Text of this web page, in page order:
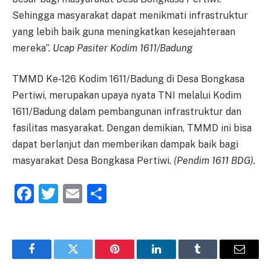
Sehingga masyarakat dapat menikmati infrastruktur
yang lebih baik guna meningkatkan kesejahteraan
mereka”. Ucap Pasiter Kodim 1611/Badung
TMMD Ke-126 Kodim 1611/Badung di Desa Bongkasa
Pertiwi, merupakan upaya nyata TNI melalui Kodim
1611/Badung dalam pembangunan infrastruktur dan
fasilitas masyarakat. Dengan demikian, TMMD ini bisa
dapat berlanjut dan memberikan dampak baik bagi
masyarakat Desa Bongkasa Pertiwi. (Pendim 1611 BDG).
Facebook
Twitter
Email
FacebookTwitter Pinterest LinkedInTumblr Email